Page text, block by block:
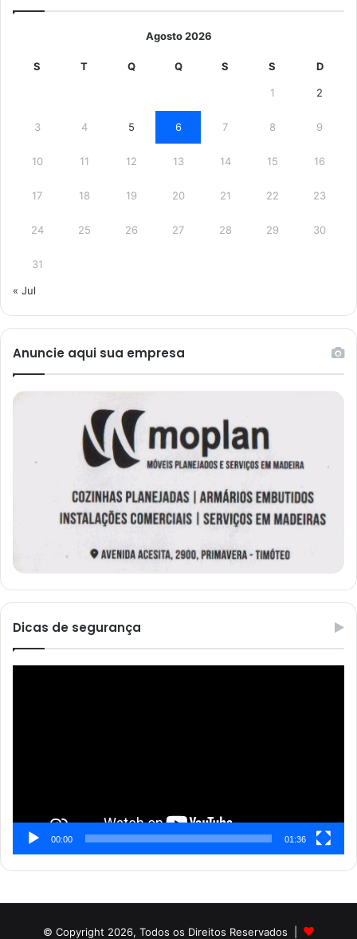
Agosto 2026
S T Q Q S S D
1 2
3 4 5 6 7 8 9
10 11 12 13 14 15 16
17 18 19 20 21 22 23
24 25 26 27 28 29 30
31
« Jul
Anuncie aqui sua empresa
Dicas de segurança
00:00 01:36
© Copyright 2026, Todos os Direitos Reservados |